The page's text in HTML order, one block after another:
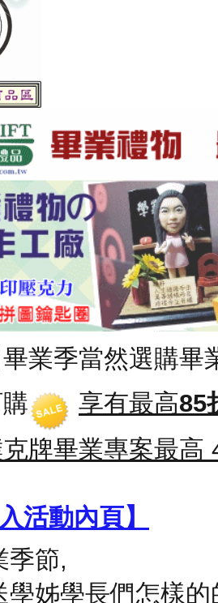
畢業季當然選購
享有最高85
牌畢業專案最高
活動內頁】
季節,
學姊學長們怎樣